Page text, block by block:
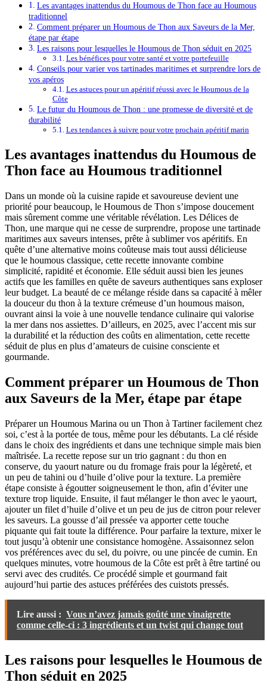
Les avantages inattendus du Houmous de Thon face au Houmous
traditionnel
Comment préparer un Houmous de Thon aux Saveurs de la Mer,
étape par étape
Les raisons pour lesquelles le Houmous de Thon séduit en 2025
Les bénéfices pour votre santé et votre portefeuille
Conseils pour varier vos tartinades maritimes et surprendre lors de
vos apéros
Les astuces pour un apéritif réussi avec le Houmous de la
Côte
Le futur du Houmous de Thon : une promesse de diversité et de
durabilité
Les tendances à suivre pour votre prochain apéritif marin
Les avantages inattendus du Houmous de
Thon face au Houmous traditionnel
Dans un monde où la cuisine rapide et savoureuse devient une
priorité pour beaucoup, le Houmous de Thon s’impose doucement
mais sûrement comme une véritable révélation. Les Délices de
Thon, une marque qui ne cesse de surprendre, propose une tartinade
maritimes aux saveurs intenses, prête à sublimer vos apéritifs. En
quête d’une alternative moins coûteuse mais tout aussi délicieuse
que le houmous classique, cette recette innovante combine
simplicité, rapidité et économie. Elle séduit aussi bien les jeunes
actifs que les familles en quête de saveurs authentiques sans exploser
leur budget. La beauté de ce mélange réside dans sa capacité à mêler
la douceur du thon à la texture crémeuse d’un houmous maison,
ouvrant ainsi la voie à une nouvelle tendance culinaire qui valorise
la mer dans nos assiettes. D’ailleurs, en 2025, avec l’accent mis sur
la durabilité et la réduction des coûts en alimentation, cette recette
séduit de plus en plus d’amateurs de cuisine consciente et
gourmande.
Comment préparer un Houmous de Thon
aux Saveurs de la Mer, étape par étape
Préparer un Houmous Marina ou un Thon à Tartiner facilement chez
soi, c’est à la portée de tous, même pour les débutants. La clé réside
dans le choix des ingrédients et dans une technique simple mais bien
maîtrisée. La recette repose sur un trio gagnant : du thon en
conserve, du yaourt nature ou du fromage frais pour la légèreté, et
un peu de tahini ou d’huile d’olive pour la texture. La première
étape consiste à égoutter soigneusement le thon, afin d’éviter une
texture trop liquide. Ensuite, il faut mélanger le thon avec le yaourt,
ajouter un filet d’huile d’olive et un peu de jus de citron pour relever
les saveurs. La gousse d’ail pressée va apporter cette touche
piquante qui fait toute la différence. Pour parfaire la texture, mixer le
tout jusqu’à obtenir une consistance homogène. Assaisonnez selon
vos préférences avec du sel, du poivre, ou une pincée de cumin. En
quelques minutes, votre houmous de la Côte est prêt à être tartiné ou
servi avec des crudités. Ce procédé simple et gourmand fait
aujourd’hui partie des astuces préférées des cuistots pressés.
Lire aussi : Vous n’avez jamais goûté une vinaigrette
comme celle-ci : 3 ingrédients et un twist qui change tout
Les raisons pour lesquelles le Houmous de
Thon séduit en 2025